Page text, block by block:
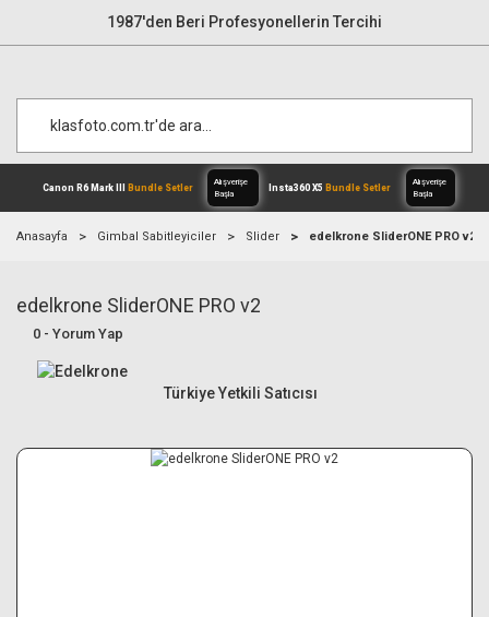
1987'den Beri Profesyonellerin Tercihi
Canon R6 Mark IIIBundle Setler
Anasayfa Gimbal Sabitleyiciler Slider edelkrone SliderONE PRO v2
edelkrone SliderONE PRO v2
0 - Yorum Yap
Türkiye Yetkili Satıcısı